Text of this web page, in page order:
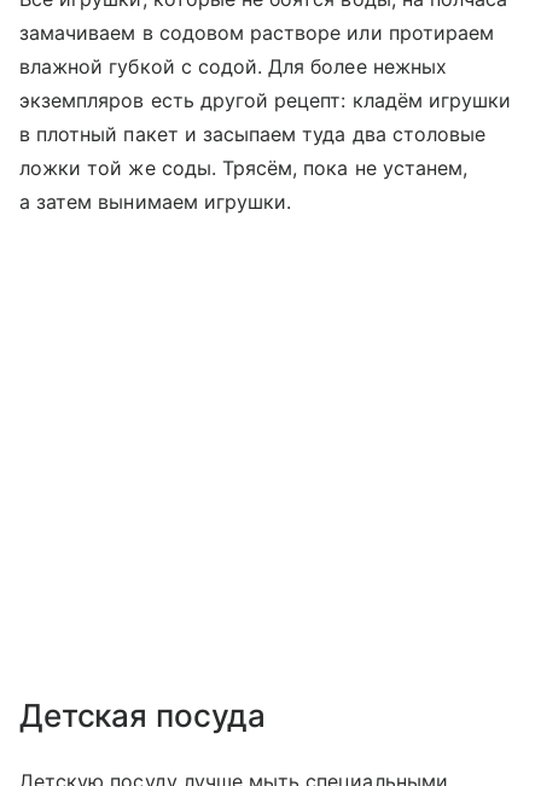
замачиваем в содовом растворе или протираем
влажной губкой с содой. Для более нежных
экземпляров есть другой рецепт: кладём игрушки
в плотный пакет и засыпаем туда два столовые
ложки той же соды. Трясём, пока не устанем,
а затем вынимаем игрушки.
Детская посуда